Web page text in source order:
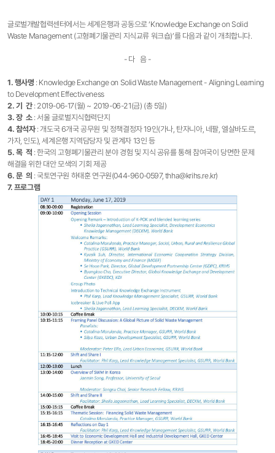
글로벌개발협력센터에서는 세계은행과 공동으로 ‘Knowledge Exchange on Solid
Waste Management (고형폐기물관리 지식교류 워크숍)’를 다음과 같이 개최합니다.
- 다 음 -
1. 행사명 : Knowledge Exchange on Solid Waste Management - Aligning Learning
to Development Effectiveness
2. 기 간: 2019-06-17(월) ~ 2019-06-21(금) (총 5일)
3. 장 소: 서울 글로벌지식협력단지
4. 참석자: 개도국 6개국 공무원 및 정책결정자 19인(가나, 탄자니아, 네팔, 엘살바도르,
가자, 인도), 세계은행 지역담당자 및 관계자 13인 등
5. 목 적 : 한국의 고형폐기물관리 분야 경험 및 지식 공유를 통해 참여국이 당면한 문제
해결을 위한 대안 모색의 기회 제공
6. 문 의 : 국토연구원 하태훈 연구원(044-960-0597, thha@krihs.re.kr)
7. 프로그램